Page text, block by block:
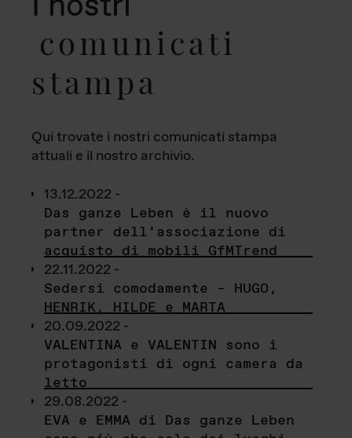
comunicati
stampa
Qui trovate i nostri comunicati stampa
attuali e il nostro archivio.
13.12.2022 -
Das ganze Leben è il nuovo
partner dell’associazione di
acquisto di mobili GfMTrend
22.11.2022 -
Sedersi comodamente – HUGO,
HENRIK, HILDE e MARTA
20.09.2022 -
VALENTINA e VALENTIN sono i
protagonisti di ogni camera da
letto
29.08.2022 -
EVA e EMMA di Das ganze Leben